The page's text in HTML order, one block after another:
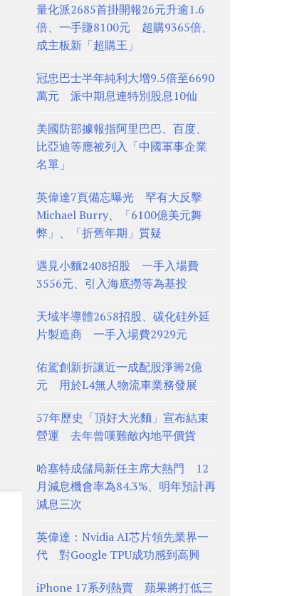
量化派2685首掛開報26元升逾1.6
倍、一手賺8100元 超購9365倍、
成主板新「超購王」
冠忠巴士半年純利大增9.5倍至6690
萬元 派中期息連特別股息10仙
美國防部據報指阿里巴巴、百度、
比亞迪等應被列入「中國軍事企業
名單」
英偉達7頁備忘曝光 罕有大反擊
Michael Burry、「6100億美元舞
弊」、「折舊年期」質疑
遇見小麵2408招股 一手入場費
3556元、引入海底撈等為基投
天域半導體2658招股、碳化硅外延
片製造商 一手入場費2929元
佑駕創新折讓近一成配股淨籌2億
元 用於L4無人物流車業務發展
57年歷史「頂好大光麵」宣布結束
營運 去年曾嘆難敵內地平價貨
哈塞特成儲局新任主席大熱門 12
月減息機會率為84.3%、明年預計再
減息三次
英偉達：Nvidia AI芯片領先業界一
代 對Google TPU成功感到高興
iPhone 17系列熱賣 蘋果將打低三